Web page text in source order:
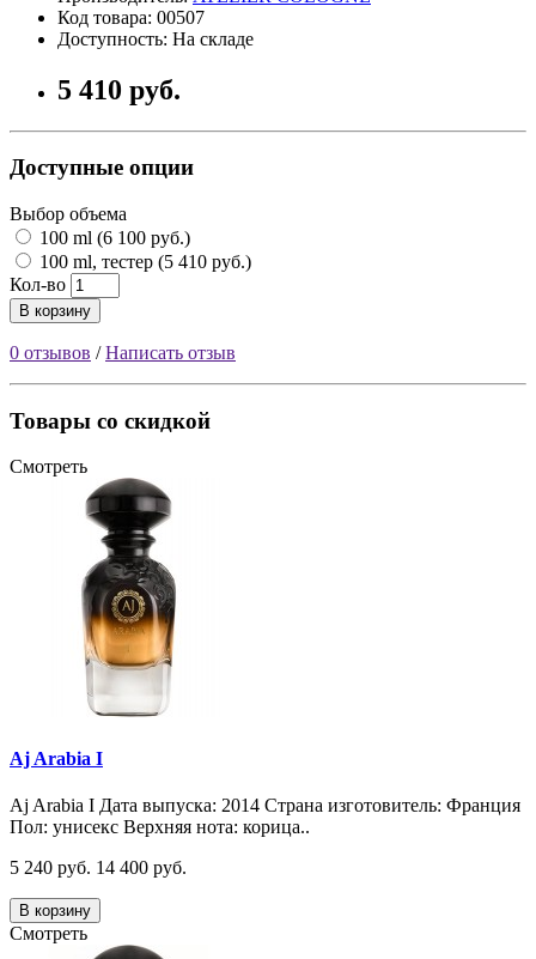
Код товара: 00507
Доступность: На складе
5 410 руб.
Доступные опции
Выбор объема
100 ml (6 100 руб.)
100 ml, тестер (5 410 руб.)
Кол-во
В корзину
0 отзывов /Написать отзыв
Товары со скидкой
Смотреть
Aj Arabia I
Aj Arabia I Дата выпуска: 2014 Страна изготовитель: Франция
Пол: унисекс Верхняя нота: корица..
5 240 руб. 14 400 руб.
В корзину
Смотреть